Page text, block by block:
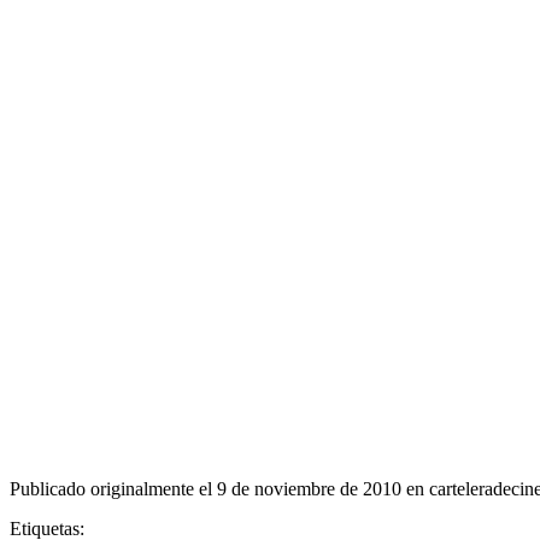
Publicado originalmente el 9 de noviembre de 2010 en
Etiquetas: